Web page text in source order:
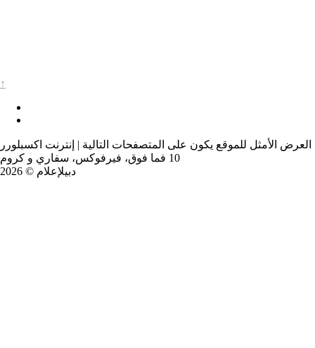
↑
العرض الأمثل للموقع يكون على المتصفحات التالية | إنترنت اكسبلورر
10 فما فوق، فيرفوكس، سفاري و كروم
دبيلإعلام © 2026